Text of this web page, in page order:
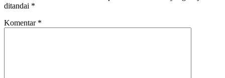
ditandai *
Komentar *